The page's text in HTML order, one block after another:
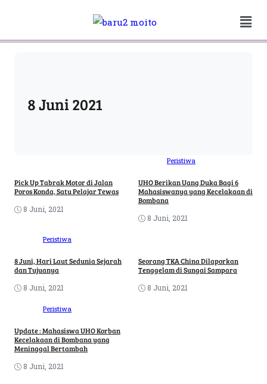
8 Juni 2021
Pick Up Tabrak Motor di Jalan
Poros Konda, Satu Pelajar Tewas
8 Juni, 2021
Peristiwa
UHO Berikan Uang Duka Bagi 6
Mahasiswanya yang Kecelakaan di
Bombana
8 Juni, 2021
Peristiwa
8 Juni, Hari Laut Sedunia Sejarah
dan Tujuanya
8 Juni, 2021
Seorang TKA China Dilaporkan
Tenggelam di Sungai Sampara
8 Juni, 2021
Peristiwa
Update : Mahasiswa UHO Korban
Kecelakaan di Bombana yang
Meninggal Bertambah
8 Juni, 2021